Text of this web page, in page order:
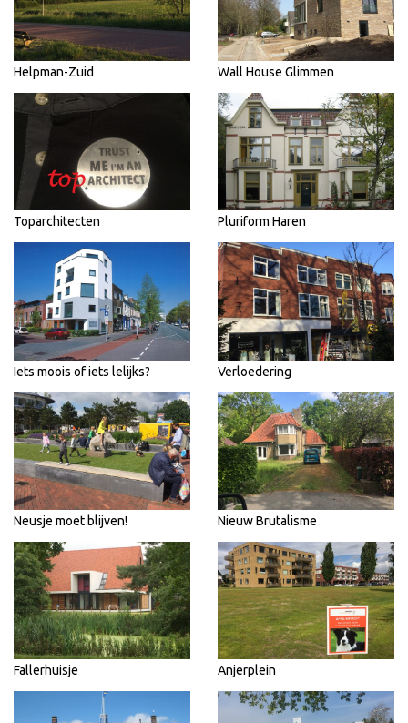
Helpman-Zuid Wall House Glimmen
Toparchitecten Pluriform Haren
Iets moois of iets lelijks? Verloedering
Neusje moet blijven! Nieuw Brutalisme
Fallerhuisje Anjerplein